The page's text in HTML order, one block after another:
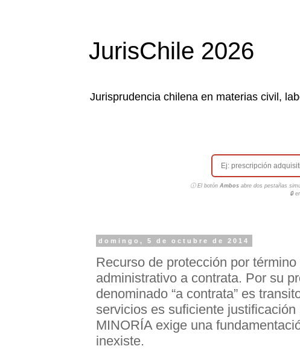
JurisChile 2026
Jurisprudencia chilena en materias civil,
ⓘ El botón Ambosabre dos pestañas
🔒
domingo, 5 de octubre de 2014
Recurso de protección por
administrativo a contrata. Por su
denominado “a contrata” es
servicios es suficiente
MINORÍA exige una
inexiste.